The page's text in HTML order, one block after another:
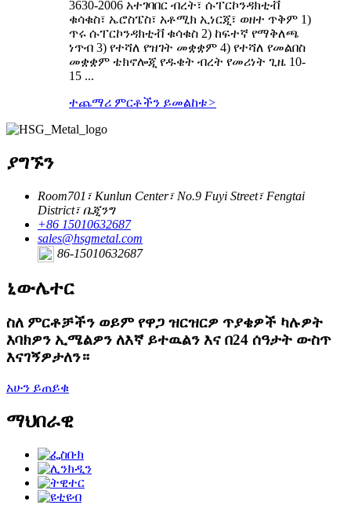
3630-2006 አተገባበር ብረት፣ ሱፐርኮንዳክቲቭ
ቁሳቁስ፣ ኤሮስፔስ፣ አቶሚክ ኢነርጂ፣ ወዘተ ጥቅም 1)
ጥሩ ሱፐርኮንዳክቲቭ ቁሳቁስ 2) ከፍተኛ የማቅለጫ
ነጥብ 3) የተሻለ የዝገት መቋቋም 4) የተሻለ የመልበስ
መቋቋም ቴክኖሎጂ የዱቄት ብረት የመሪነት ጊዜ 10-
15 ...
ተጨማሪ ምርቶችን ይመልከቱ>
ያግኙን
Room701፣ Kunlun Center፣ No.9 Fuyi Street፣ Fengtai
District፣ ቤጂንግ
+86 15010632687
sales@hsgmetal.com
86-15010632687
ኒውሌተር
ስለ ምርቶቻችን ወይም የዋጋ ዝርዝርዎ ጥያቄዎች ካሉዎት
እባክዎን ኢሜልዎን ለእኛ ይተዉልን እና በ24 ሰዓታት ውስጥ
እናገኝዎታለን።
አሁን ይጠይቁ
ማህበራዊ